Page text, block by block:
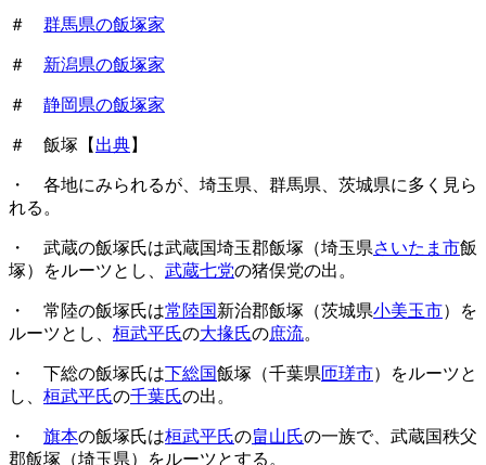
＃ 群馬県の飯塚家
＃ 新潟県の飯塚家
＃ 静岡県の飯塚家
＃ 飯塚【 出典】
・ 各地にみられるが、埼玉県、群馬県、茨城県に多く見ら
れる。
・ 武蔵の飯塚氏は武蔵国埼玉郡飯塚（埼玉県さいたま市飯
塚）をルーツとし、 武蔵七党の猪俣党の出。
・ 常陸の飯塚氏は常陸国新治郡飯塚（茨城県小美玉市）を
ルーツとし、 桓武平氏の大掾氏の庶流。
・ 下総の飯塚氏は下総国飯塚（千葉県匝瑳市）をルーツと
し、 桓武平氏の千葉氏の出。
・ 旗本の飯塚氏は桓武平氏の畠山氏の一族で、武蔵国秩父
郡飯塚（埼玉県）をルーツとする。